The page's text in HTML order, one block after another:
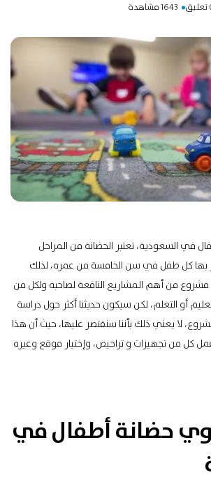
1643 مشاهدة
في السعودية، تعتبر الحضانة من المراحل
بها كل طفل في سن الخامسة من عمره، لذلك
مشروع من أهم المشاريع النافعة لصاحبه ولكل من
أو التعلم، لكن سيكون حديثنا أكثر حول دراسة
لا يعني ذلك بأننا سنقتصر عليها، حيث أن هذا
كل من تجهيزات و تراخيص، وإختيار موقع وغيره
حضانة أطفال في